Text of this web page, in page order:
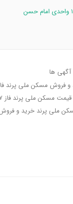
آگهی ها
فروش مسکن ملی پرند فاز
قیمت مسکن ملی پرند فاز 7
ملی پرند خرید و